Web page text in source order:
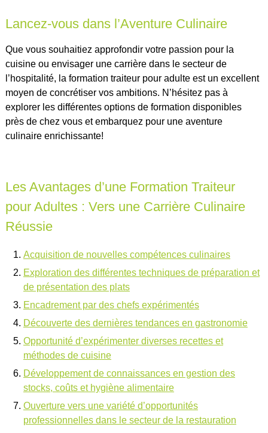
Lancez-vous dans l’Aventure Culinaire
Que vous souhaitiez approfondir votre passion pour la
cuisine ou envisager une carrière dans le secteur de
l’hospitalité, la formation traiteur pour adulte est un excellent
moyen de concrétiser vos ambitions. N’hésitez pas à
explorer les différentes options de formation disponibles
près de chez vous et embarquez pour une aventure
culinaire enrichissante!
Les Avantages d’une Formation Traiteur
pour Adultes : Vers une Carrière Culinaire
Réussie
Acquisition de nouvelles compétences culinaires
Exploration des différentes techniques de préparation et
de présentation des plats
Encadrement par des chefs expérimentés
Découverte des dernières tendances en gastronomie
Opportunité d’expérimenter diverses recettes et
méthodes de cuisine
Développement de connaissances en gestion des
stocks, coûts et hygiène alimentaire
Ouverture vers une variété d’opportunités
professionnelles dans le secteur de la restauration